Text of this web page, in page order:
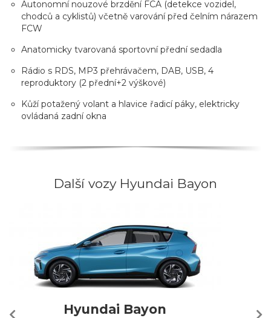
Autonomní nouzové brzdění FCA (detekce vozidel,
chodců a cyklistů) včetně varování před čelním nárazem
FCW
Anatomicky tvarovaná sportovní přední sedadla
Rádio s RDS, MP3 přehrávačem, DAB, USB, 4
reproduktory (2 přední+2 výškové)
Kůží potažený volant a hlavice řadicí páky, elektricky
ovládaná zadní okna
Další vozy Hyundai Bayon
Hyundai Bayon